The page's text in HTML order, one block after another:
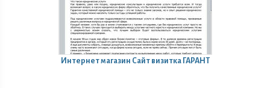
Интернет магазин Сайт визитка ГАРАНТ